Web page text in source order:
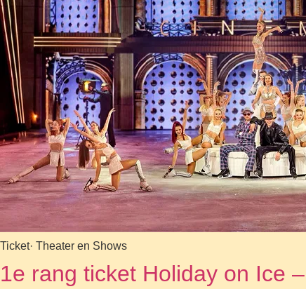
Ticket· Theater en Shows
1e rang ticket Holiday on Ice